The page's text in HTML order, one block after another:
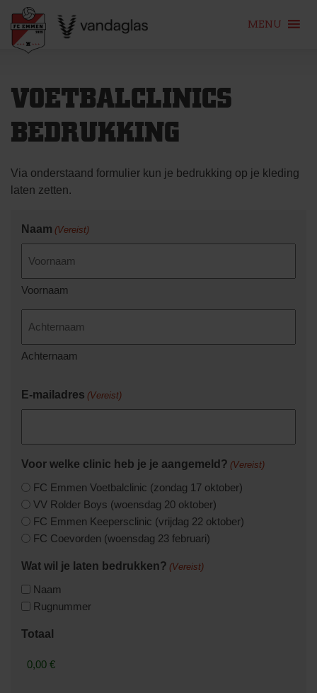
content
MENU
VOETBALCLINICS
BEDRUKKING
Via onderstaand formulier kun je bedrukking op je kleding
laten zetten.
Naam (Vereist)
Voornaam
Achternaam
E-mailadres (Vereist)
Voor welke clinic heb je je aangemeld? (Vereist)
FC Emmen Voetbalclinic (zondag 17 oktober)
VV Rolder Boys (woensdag 20 oktober)
FC Emmen Keepersclinic (vrijdag 22 oktober)
FC Coevorden (woensdag 23 februari)
Wat wil je laten bedrukken? (Vereist)
Naam
Rugnummer
Totaal